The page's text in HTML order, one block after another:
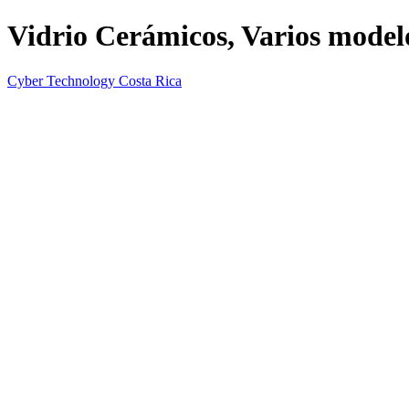
Vidrio Cerámicos, Varios
Cyber Technology Costa Rica